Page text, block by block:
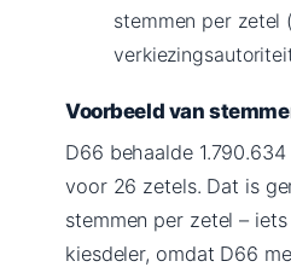
stemmen per zetel
Voorbeeld van
D66 behaalde
voor 26 zetels. Dat is
stemmen per zetel –
kiesdeler, omdat D66